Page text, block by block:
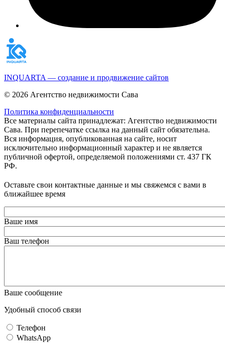
INQUARTA — создание и продвижение сайтов
© 2026 Агентство недвижимости Сава
Политика конфиденциальности
Все материалы сайта принадлежат: Агентство недвижимости
Сава. При перепечатке ссылка на данный сайт обязательна.
Вся информация, опубликованная на сайте, носит
исключительно информационный характер и не является
публичной офертой, определяемой положениями ст. 437 ГК
РФ.
Оставьте свои контактные данные и мы свяжемся с вами в
ближайшее время
Ваше имя
Ваш телефон
Ваше сообщение
Удобный способ связи
Телефон
WhatsApp